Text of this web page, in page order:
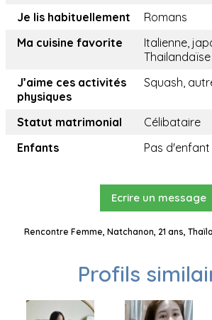
Je lis habituellement
Romans
Ma cuisine favorite
Italienne,
Thailandaïse
J’aime ces activités
physiques
Squash,
Statut matrimonial
Célibataire
Enfants
Pas d'enfant
Ecrire un message
Rencontre Femme, Natchanon, 21 ans,
Profils